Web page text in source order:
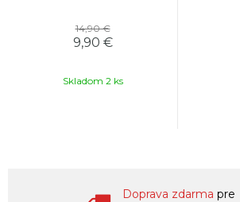
14,90 €
9,90 €
Skladom 2 ks
Doprava zdarma pre